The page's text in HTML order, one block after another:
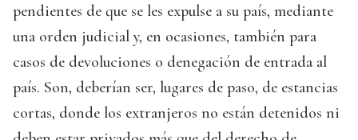
pendientes de que se les expulse a su país, mediante
una orden judicial y, en ocasiones, también para
casos de devoluciones o denegación de entrada al
país. Son, deberían ser, lugares de paso, de estancias
cortas, donde los extranjeros no están detenidos ni